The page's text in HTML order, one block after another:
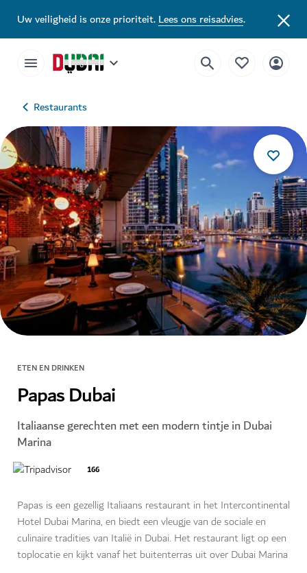
Uw veiligheid is onze prioriteit.Lees ons reisadvies.
Restaurants
ETEN EN DRINKEN
Papas Dubai
Italiaanse gerechten met een modern tintje in Dubai
Marina
166
Papas is een gezellig Italiaans restaurant in het Intercontinental
Hotel Dubai Marina, en biedt een vleugje van de sociale en
culinaire tradities van Italië in Dubai. Het restaurant ligt op een
toplocatie en kijkt vanaf het buitenterras uit over Dubai Marina